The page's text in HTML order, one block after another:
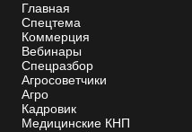
Главная
Спецтема
Коммерция
Вебинары
Спецразбор
Агросоветчики
Агро
Кадровик
Медицинские КНП